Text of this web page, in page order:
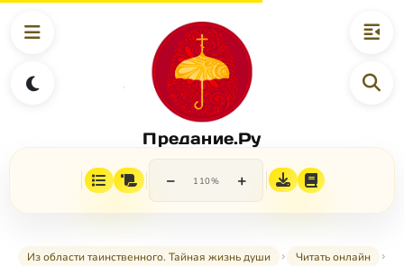
Предание.Ру
− 110% +
Из области таинственного. Тайная жизнь души
Читать онлайн